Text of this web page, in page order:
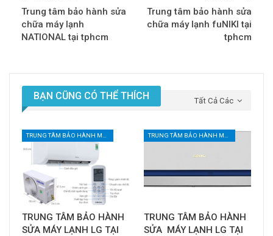
Trung tâm bảo hành sửa
chữa máy lạnh
NATIONAL tại tphcm
Trung tâm bảo hành sửa
chữa máy lạnh fuNIKI tại
tphcm
Tất Cả Các
BẠN CŨNG CÓ THỂ THÍCH
TRUNG TÂM BẢO HÀNH MÁY LẠNH TẠI TPHCM
TRUNG TÂM BẢO HÀNH
SỬA MÁY LẠNH LG TẠI
TRUNG TÂM BẢO HÀNH MÁY LẠNH TẠI TPHCM
TRUNG TÂM BẢO HÀNH
SỬA MÁY LẠNH LG TẠI